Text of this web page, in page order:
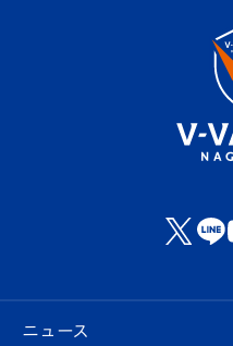
ニュース